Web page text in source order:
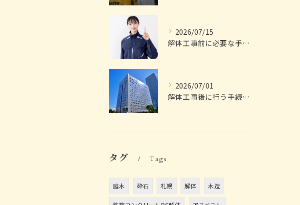
2026/07/15
解体工事前に必要な手続きは？
2026/07/01
解体工事後に行う手続きは？
タグ Tags
庭木 砕石 札幌 解体 木造